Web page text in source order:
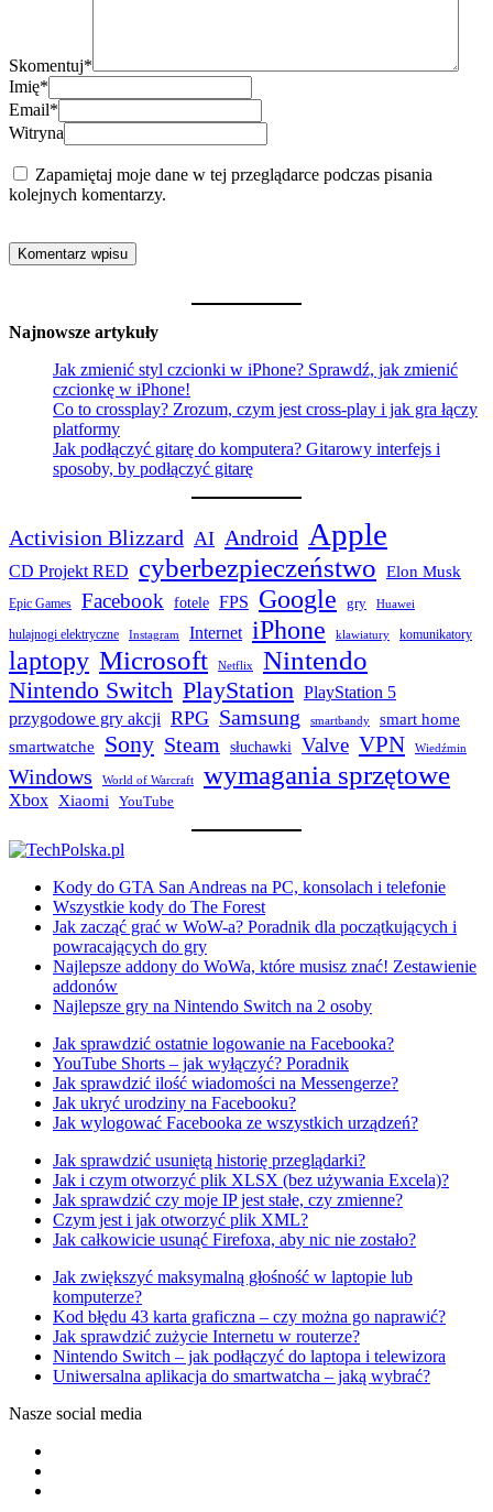
Skomentuj*
Imię*
Email*
Witryna
Zapamiętaj moje dane w tej przeglądarce podczas pisania
kolejnych komentarzy.
Najnowsze artykuły
Jak zmienić styl czcionki w iPhone? Sprawdź, jak zmienić
czcionkę w iPhone!
Co to crossplay? Zrozum, czym jest cross-play i jak gra łączy
platformy
Jak podłączyć gitarę do komputera? Gitarowy interfejs i
sposoby, by podłączyć gitarę
Activision Blizzard AI Android Apple
CD Projekt RED cyberbezpieczeństwo Elon Musk
Epic Games Facebook fotele FPS Google gry Huawei
hulajnogi elektryczne Instagram Internet iPhone klawiatury komunikatory
laptopy Microsoft Netflix Nintendo
Nintendo Switch PlayStation PlayStation 5
przygodowe gry akcji RPG Samsung smartbandy smart home
smartwatche Sony Steam słuchawki Valve VPN Wiedźmin
Windows World of Warcraft wymagania sprzętowe
Xbox Xiaomi YouTube
Kody do GTA San Andreas na PC, konsolach i telefonie
Wszystkie kody do The Forest
Jak zacząć grać w WoW-a? Poradnik dla początkujących i
powracających do gry
Najlepsze addony do WoWa, które musisz znać! Zestawienie
addonów
Najlepsze gry na Nintendo Switch na 2 osoby
Jak sprawdzić ostatnie logowanie na Facebooka?
YouTube Shorts – jak wyłączyć? Poradnik
Jak sprawdzić ilość wiadomości na Messengerze?
Jak ukryć urodziny na Facebooku?
Jak wylogować Facebooka ze wszystkich urządzeń?
Jak sprawdzić usuniętą historię przeglądarki?
Jak i czym otworzyć plik XLSX (bez używania Excela)?
Jak sprawdzić czy moje IP jest stałe, czy zmienne?
Czym jest i jak otworzyć plik XML?
Jak całkowicie usunąć Firefoxa, aby nic nie zostało?
Jak zwiększyć maksymalną głośność w laptopie lub
komputerze?
Kod błędu 43 karta graficzna – czy można go naprawić?
Jak sprawdzić zużycie Internetu w routerze?
Nintendo Switch – jak podłączyć do laptopa i telewizora
Uniwersalna aplikacja do smartwatcha – jaką wybrać?
Nasze social media